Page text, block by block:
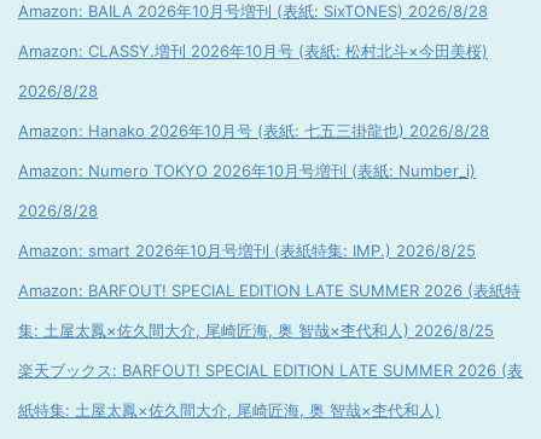
Amazon: BAILA 2026年10月号増刊 (表紙: SixTONES) 2026/8/28
Amazon: CLASSY.増刊 2026年10月号 (表紙: 松村北斗×今田美桜)
2026/8/28
Amazon: Hanako 2026年10月号 (表紙: 七五三掛龍也) 2026/8/28
Amazon: Numero TOKYO 2026年10月号増刊 (表紙: Number_i)
2026/8/28
Amazon: smart 2026年10月号増刊 (表紙特集: IMP.) 2026/8/25
Amazon: BARFOUT! SPECIAL EDITION LATE SUMMER 2026 (表紙特
集: 土屋太鳳×佐久間大介, 尾崎匠海, 奥 智哉×杢代和人) 2026/8/25
楽天ブックス: BARFOUT! SPECIAL EDITION LATE SUMMER 2026 (表
紙特集: 土屋太鳳×佐久間大介, 尾崎匠海, 奥 智哉×杢代和人)